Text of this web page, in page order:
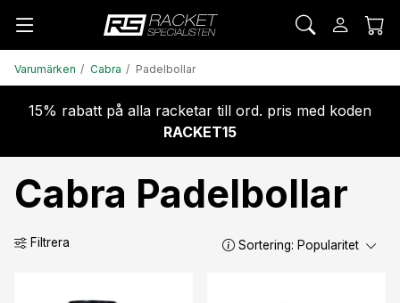
Varumärken Cabra Padelbollar
15% rabatt på alla racketar till ord. pris med koden
RACKET15
Cabra Padelbollar
Filtrera Sortering: Popularitet